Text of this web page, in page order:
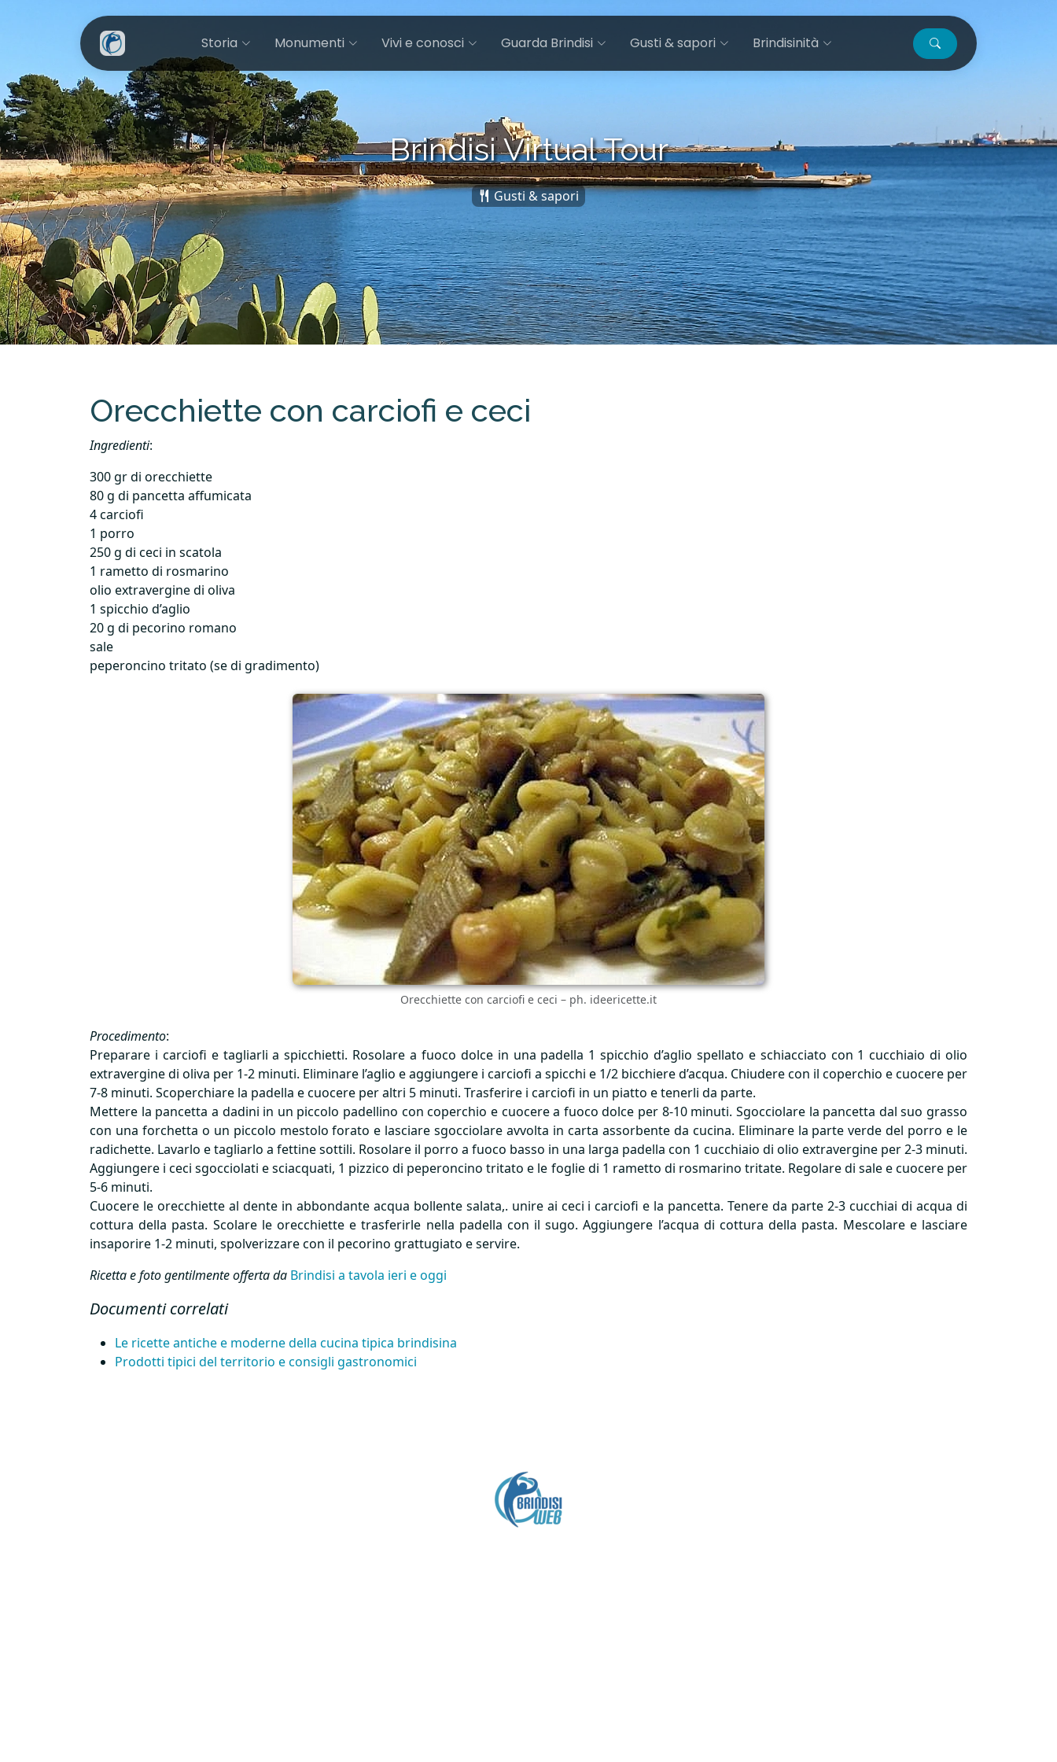
Storia Monumenti Vivi e conosci Guarda Brindisi Gusti & sapori Brindisinità
Brindisi Virtual Tour
Gusti & sapori
Orecchiette con carciofi e ceci
Ingredienti:
300 gr di orecchiette
80 g di pancetta affumicata
4 carciofi
1 porro
250 g di ceci in scatola
1 rametto di rosmarino
olio extravergine di oliva
1 spicchio d’aglio
20 g di pecorino romano
sale
peperoncino tritato (se di gradimento)
Orecchiette con carciofi e ceci – ph. ideericette.it
Procedimento:
Preparare i carciofi e tagliarli a spicchietti. Rosolare a fuoco dolce in una padella 1 spicchio d’aglio spellato e schiacciato con 1 cucchiaio di olio
extravergine di oliva per 1-2 minuti. Eliminare l’aglio e aggiungere i carciofi a spicchi e 1/2 bicchiere d’acqua. Chiudere con il coperchio e cuocere per
7-8 minuti. Scoperchiare la padella e cuocere per altri 5 minuti. Trasferire i carciofi in un piatto e tenerli da parte.
Mettere la pancetta a dadini in un piccolo padellino con coperchio e cuocere a fuoco dolce per 8-10 minuti. Sgocciolare la pancetta dal suo grasso
con una forchetta o un piccolo mestolo forato e lasciare sgocciolare avvolta in carta assorbente da cucina. Eliminare la parte verde del porro e le
radichette. Lavarlo e tagliarlo a fettine sottili. Rosolare il porro a fuoco basso in una larga padella con 1 cucchiaio di olio extravergine per 2-3 minuti.
Aggiungere i ceci sgocciolati e sciacquati, 1 pizzico di peperoncino tritato e le foglie di 1 rametto di rosmarino tritate. Regolare di sale e cuocere per
5-6 minuti.
Cuocere le orecchiette al dente in abbondante acqua bollente salata,. unire ai ceci i carciofi e la pancetta. Tenere da parte 2-3 cucchiai di acqua di
cottura della pasta. Scolare le orecchiette e trasferirle nella padella con il sugo. Aggiungere l’acqua di cottura della pasta. Mescolare e lasciare
insaporire 1-2 minuti, spolverizzare con il pecorino grattugiato e servire.
Ricetta e foto gentilmente offerta da Brindisi a tavola ieri e oggi
Documenti correlati
Le ricette antiche e moderne della cucina tipica brindisina
Prodotti tipici del territorio e consigli gastronomici